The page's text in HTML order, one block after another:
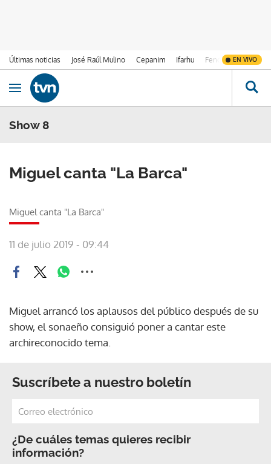
Últimas noticias José Raúl Mulino Cepanim Ifarhu Fenómeno de El
EN VIVO
Ir al contenido
Obrir navegació
Show 8
Miguel canta "La Barca"
Miguel canta "La Barca"
11 de julio 2019 - 09:44
Miguel arrancó los aplausos del público después de su
show, el sonaeño consiguió poner a cantar este
archireconocido tema.
Suscríbete a nuestro boletín
¿De cuáles temas quieres recibir
información?